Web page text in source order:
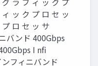
ッ ク プ ロ セ ッ
ロ セ ッ サ
バンド 400Gbps
I nfi
フィニバンド